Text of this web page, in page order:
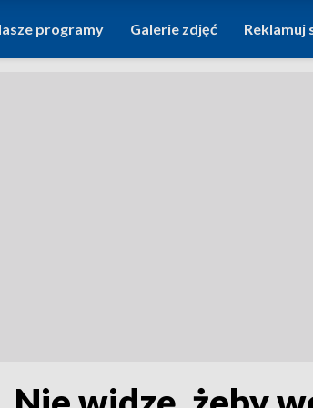
programy Galerie zdjęć Reklamuj